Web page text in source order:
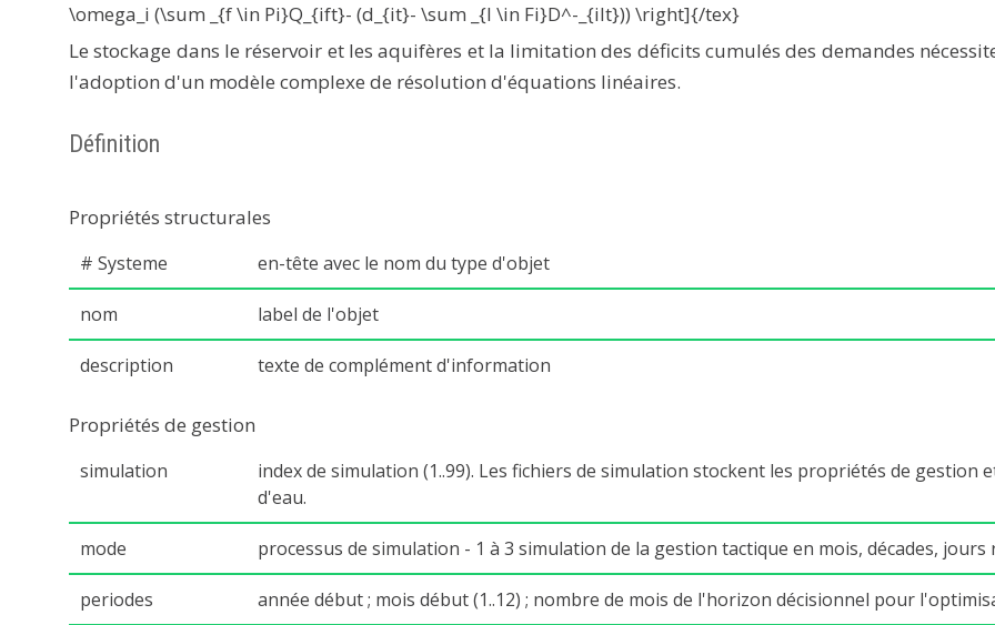
\omega_i (\sum _{f \in Pi}Q_{ift}- (d_{it}- \sum _{l \in Fi}D^-_{ilt})) \right]{/tex}
Le stockage dans le réservoir et les aquifères et la limitation des déficits cumulés des demandes
l'adoption d'un modèle complexe de résolution d'équations linéaires.
Définition
Propriétés structurales
# Systeme en-tête avec le nom du type d'objet
nom label de l'objet
description texte de complément d'information
Propriétés de gestion
simulation
index de simulation (1..99). Les fichiers de simulation stockent les propriétés de gestion
d'eau.
mode processus de simulation - 1 à 3 simulation de la gestion tactique en mois, décades,
periodes année début ; mois début (1..12) ; nombre de mois de l'horizon décisionnel pour